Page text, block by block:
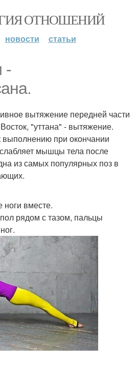
ОТНОШЕНИЙ
новости статьи
-
вытяжение передней части
"уттана" - вытяжение.
выполнению при окончании
мышцы тела после
из самых популярных поз в
ноги вместе.
рядом с тазом, пальцы